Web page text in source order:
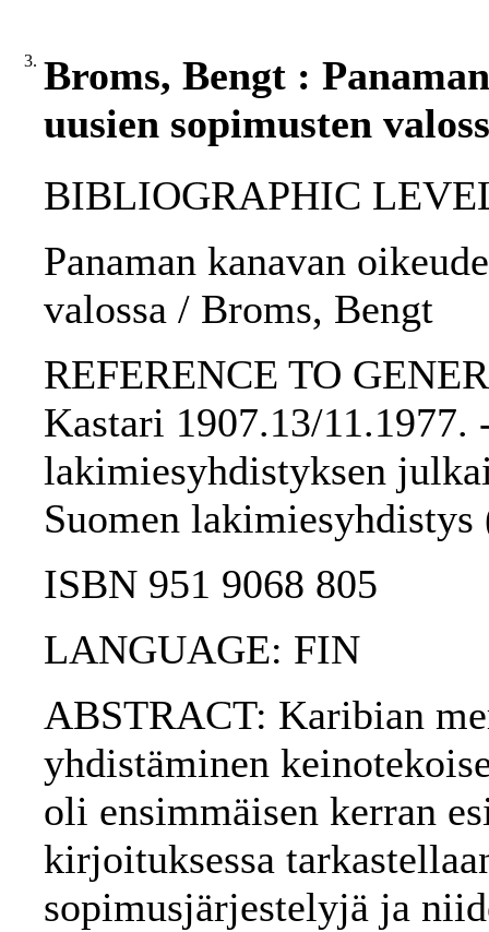
3. Broms, Bengt :
uusien sopimusten
BIBLIOGRAPHIC
Panaman kanavan
valossa / Broms, Bengt
REFERENCE TO
Kastari 1907.13/11.1977.
lakimiesyhdistyksen
Suomen
ISBN 951 9068 805
LANGUAGE: FIN
ABSTRACT: Karibian
yhdistäminen
oli ensimmäisen kerran
kirjoituksessa
sopimusjärjestelyjä ja